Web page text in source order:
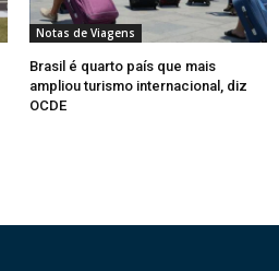
Notas de Viagens
Brasil é quarto país que mais
ampliou turismo internacional, diz
OCDE